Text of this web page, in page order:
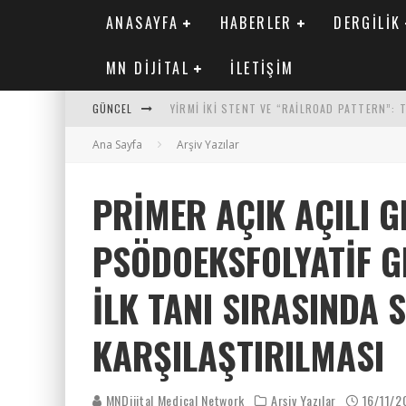
ANASAYFA HABERLER DERGILIK
MN DIJITAL İLETIŞIM
GÜNCEL YIRMI İKI STENT VE “RAILROAD PATTERN”:
SAFEN VEN GREFT HASTALIĞI ILE İLIŞKILI
MN KARDIYOLOJI YIL 33 SAYI 2 2026
Ana Sayfa Arşiv Yazılar
PRIMER AÇIK AÇILI
PSÖDOEKSFOLYATIF
İLK TANI SIRASINDA
KARŞILAŞTIRILMASI
MNDijital Medical Network Arşiv Yazılar 16/11/